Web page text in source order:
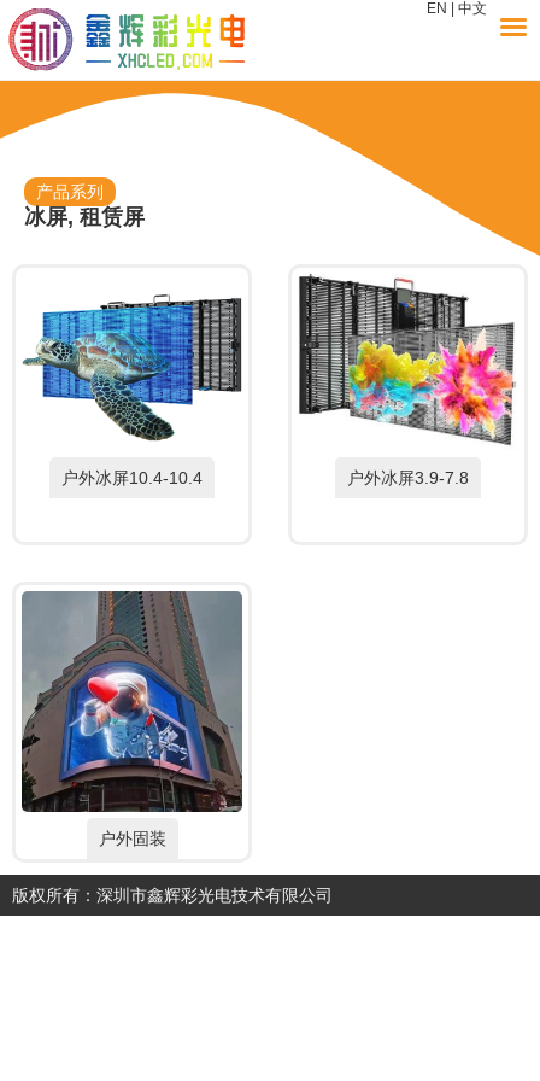
EN 中文
产品系列
冰屏, 租赁屏
户外冰屏10.4-10.4 户外冰屏3.9-7.8
户外固装
版权所有：深圳市鑫辉彩光电技术有限公司